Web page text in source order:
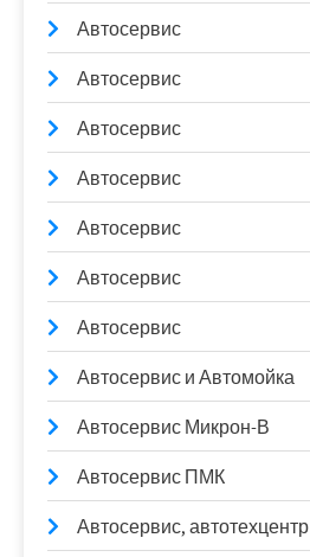
Автосервис
Автосервис
Автосервис
Автосервис
Автосервис
Автосервис
Автосервис
Автосервис и Автомойка
Автосервис Микрон-В
Автосервис ПМК
Автосервис, автотехцентр